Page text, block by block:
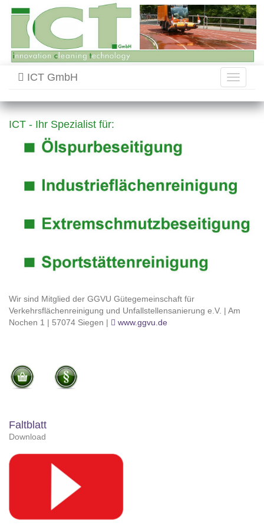
Toggle
ICT GmbH
ICT - Ihr Spezialist für:
Wir sind Mitglied der GGVU Gütegemeinschaft für
Verkehrsflächenreinigung und Unfallstellensanierung e.V. | Am
Nochen 1 | 57074 Siegen |
www.ggvu.de
Faltblatt
Download